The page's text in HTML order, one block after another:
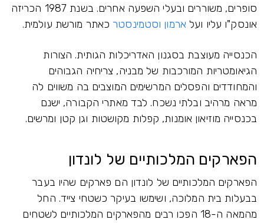
סופרים, משוררים ובעלי השפעה אחרים. בשנת 1987 הכריזה
אונסק"ו עליו ועלארמון וסטמינסטרכאתר מורשת עולמית.
הכנסייה מעוצבת בסגנון האדריכלות הגותית. הצורות
הגיאומטריות המורכבות של מבניה, צריחיה הגבוהים
והמחודדים והפסלים המרשימים המוצבים בה משווים לה
מראה מרהיב ובלתי נשכח. לבד מאתרי הקבורה, ישנם
בכנסייה מוזיאון אומנות, קפלות מקושטות וגן קטן ומרשים.
הפארקים המלכותיים של לונדון
הפארקים המלכותיים של לונדון הם פארקים שהיו בעבר
בבעלות בית המלוכה, ושימשו בעיקר כשטחי צייד. החל
מהמאה ה-18 הפכו רבים מהפארקים המלכותיים לשטחים